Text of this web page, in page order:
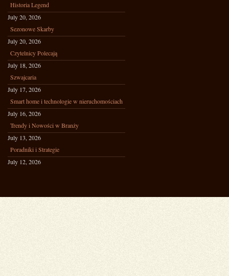
Historia Legend
July 20, 2026
Sezonowe Skarby
July 20, 2026
Czytelnicy Polecają
July 18, 2026
Szwajcaria
July 17, 2026
Smart home i technologie w nieruchomościach
July 16, 2026
Trendy i Nowości w Branży
July 13, 2026
Poradniki i Strategie
July 12, 2026